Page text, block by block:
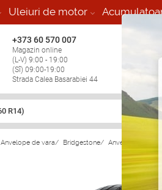
Uleiuri de motor
+373 60 570 007
Magazin online
(L-V) 9:00 - 19:00
(Sî) 09:00-19:00
Strada Calea Basarabiei 44
stop în
R14)
Anvelope de vara/ Bridgestone/ Anvelope de